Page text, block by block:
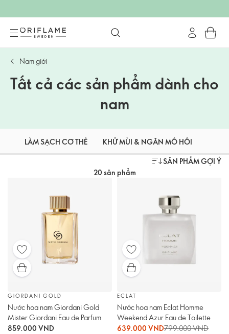
Nam giới
Tất cả các sản phẩm dành cho
nam
LÀM SẠCH CƠ THỂ KHỬ MÙI & NGĂN MỒ HÔI
SẢN PHẨM GỢI Ý
20 sản phẩm
GIORDANI GOLD
Nước hoa nam Giordani Gold
Mister Giordani Eau de Parfum
859.000 VND
ECLAT
Nước hoa nam Eclat Homme
Weekend Azur Eau de Toilette
639.000 VND799.000 VND